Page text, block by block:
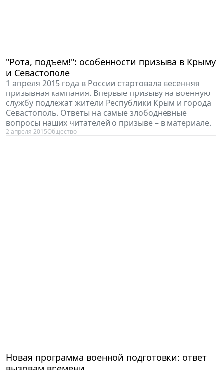
"Рота, подъем!": особенности призыва в Крыму
и Севастополе
1 апреля 2015 года в России стартовала весенняя
призывная кампания. Впервые призыву на военную
службу подлежат жители Республики Крым и города
Севастополь. Ответы на самые злободневные
вопросы наших читателей о призыве – в материале.
2 апреля 2015Общество
Новая программа военной подготовки: ответ